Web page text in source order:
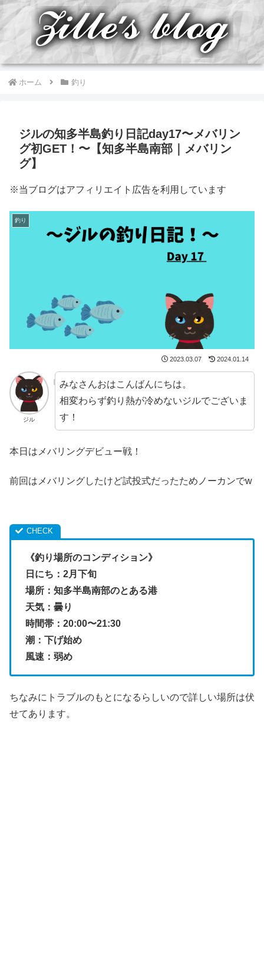
ホーム 釣り
ジルの知多半島釣り日記day17〜メバリン
グ初GET！〜【知多半島南部｜メバリン
グ】
※当ブログはアフィリエイト広告を利用しています
釣り
2023.03.07 2024.01.14
ジル
みなさんおはこんばんにちは。
相変わらず釣り熱が冷めないジルでございま
す！
本日はメバリングデビュー戦！
前回はメバリングしたけど試投式だったためノーカンでw
《釣り場所のコンディション》
日にち：2月下旬
場所：知多半島南部のとある港
天気：曇り
時間帯：20:00〜21:30
潮：下げ始め
風速：弱め
ちなみにトラブルのもとになるらしいので詳しい場所は伏
せてあります。